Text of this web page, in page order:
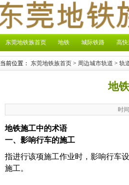
东莞地铁族首页 地铁 城际铁路 高
当前位置： 东莞地铁族首页 > 周边城市轨道 > 轨
地
时
地铁施工中的术语
一、 影响行车的施工
指进行该项施工作业时，影响行车
施工。